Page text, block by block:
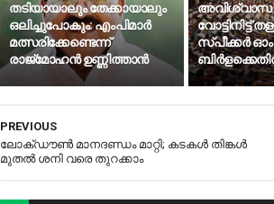
തടിയായാലും തേക്കായാലും
ഒലിച്ചുപോകും: എംപിമാര്‍
മത്സരിക്കേണ്ടെന്ന്
രാജ്‌മോഹന്‍ ഉണ്ണിത്താന്‍
അവിശ്വാസ
വോട്ടിനിട്ട്
സ്പീക്കർ ഓം
PREVIOUS
ലോക്​ഡൗൺ മാനദണ്ഡം മാറ്റി; കടകൾ തിങ്കൾ
മുതൽ ശനി വരെ തുറക്കാം